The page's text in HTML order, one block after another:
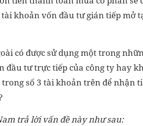
khoản vốn đầu tư gián tiếp mở
có được sử dụng một trong
tư trực tiếp của công ty hay
số 3 tài khoản trên để nhận
trả lời vấn đề này như sau: